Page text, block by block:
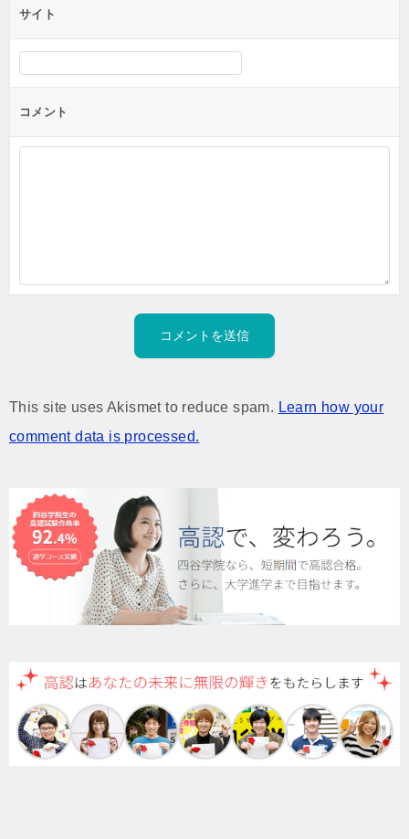
サイト
コメント
This site uses Akismet to reduce spam. Learn how your
comment data is processed.